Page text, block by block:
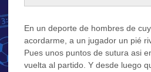
En un deporte de hombres de
acordarme, a un jugador un pié
Pues unos puntos de sutura asi
vuelta al partido. Y desde luego